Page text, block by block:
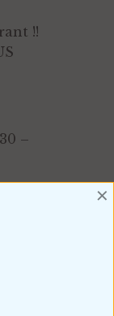
!!
–
×